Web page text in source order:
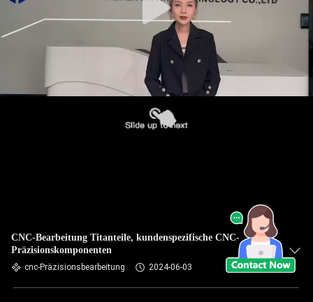
CNC-Bearbeitung Titanteile, kundenspezifische CNC-
Präzisionskomponenten
cnc-Präzisionsbearbeitung 2024-06-03